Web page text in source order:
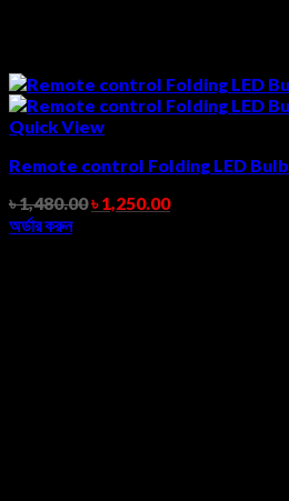
Quick View
Remote control Folding LED Bulb
৳1,480.00৳1,250.00
অর্ডার করুন